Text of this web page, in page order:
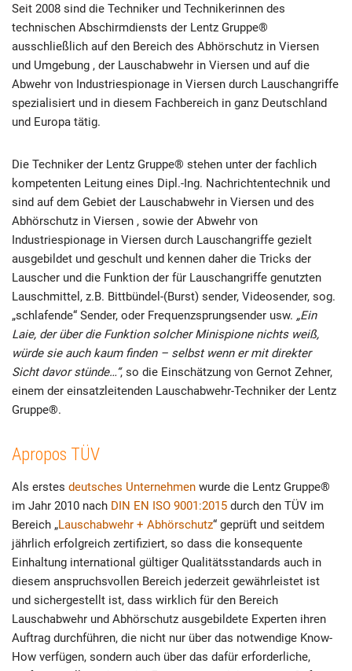
Seit 2008 sind die Techniker und Technikerinnen des
technischen Abschirmdiensts der Lentz Gruppe®
ausschließlich auf den Bereich des Abhörschutz in Viersen
und Umgebung , der Lauschabwehr in Viersen und auf die
Abwehr von Industriespionage in Viersen durch Lauschangriffe
spezialisiert und in diesem Fachbereich in ganz Deutschland
und Europa tätig.
Die Techniker der Lentz Gruppe® stehen unter der fachlich
kompetenten Leitung eines Dipl.-Ing. Nachrichtentechnik und
sind auf dem Gebiet der Lauschabwehr in Viersen und des
Abhörschutz in Viersen , sowie der Abwehr von
Industriespionage in Viersen durch Lauschangriffe gezielt
ausgebildet und geschult und kennen daher die Tricks der
Lauscher und die Funktion der für Lauschangriffe genutzten
Lauschmittel, z.B. Bittbündel-(Burst) sender, Videosender, sog.
„schlafende“ Sender, oder Frequenzsprungsender usw. „Ein
Laie, der über die Funktion solcher Minispione nichts weiß,
würde sie auch kaum finden – selbst wenn er mit direkter
Sicht davor stünde…“, so die Einschätzung von Gernot Zehner,
einem der einsatzleitenden Lauschabwehr-Techniker der Lentz
Gruppe®.
Apropos TÜV
Als erstes deutsches Unternehmen wurde die Lentz Gruppe®
im Jahr 2010 nach DIN EN ISO 9001:2015 durch den TÜV im
Bereich „Lauschabwehr + Abhörschutz“ geprüft und seitdem
jährlich erfolgreich zertifiziert, so dass die konsequente
Einhaltung international gültiger Qualitätsstandards auch in
diesem anspruchsvollen Bereich jederzeit gewährleistet ist
und sichergestellt ist, dass wirklich für den Bereich
Lauschabwehr und Abhörschutz ausgebildete Experten ihren
Auftrag durchführen, die nicht nur über das notwendige Know-
How verfügen, sondern auch über das dafür erforderliche,